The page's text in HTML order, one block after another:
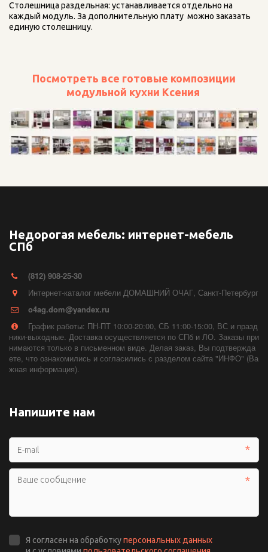
Столешница раздельная: устанавливается отдельно на
каждый модуль. За дополнительную плату  можно заказать
единую столешницу.
Посмотреть все готовые композиции
модульной кухни Ксения
Недорогая мебель: интернет-мебель
СПб
(812) 908-25-30
Интернет-каталог мебели ДОМАШНИЙ ОЧАГ, Санкт-Петербург
o4ag.dom@yandex.ru
График работы: ПН-ПТ 10:00-20:00, СБ 11:00-15:00, ВС и празд
ники-выходные. Доставка осуществляется по СПб и ЛО. Заказы при
нимаются только в письменном виде. Делая заказ, Вы подтвержда
ете, что ознакомились и согласились с разделом сайта "ИНФО" (Ва
жная информация).
Напишите нам
*
*
Я согласен на обработкуперсональных данных